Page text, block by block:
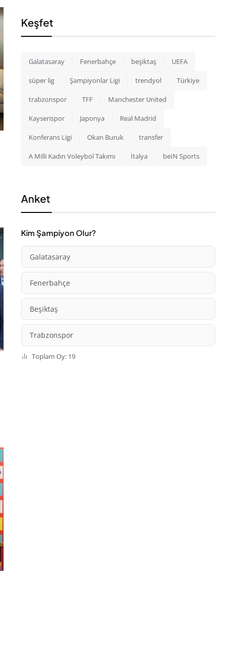
Keşfet
Galatasaray Fenerbahçe beşiktaş UEFA
süper lig Şampiyonlar Ligi trendyol Türkiye
trabzonspor TFF Manchester United
Kayserispor Japonya Real Madrid
Konferans Ligi Okan Buruk transfer
A Milli Kadın Voleybol Takımı İtalya beIN Sports
Anket
Kim Şampiyon Olur?
Galatasaray
Fenerbahçe
Beşiktaş
Trabzonspor
Toplam Oy: 19